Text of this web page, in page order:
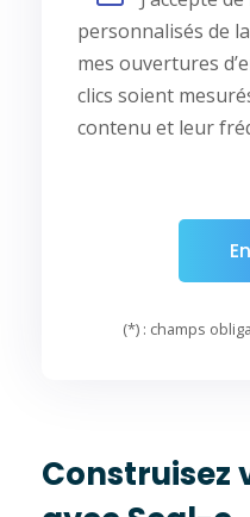
personnalisés de
mes ouvertures
clics soient
contenu et leur
(*) : champs
Construisez